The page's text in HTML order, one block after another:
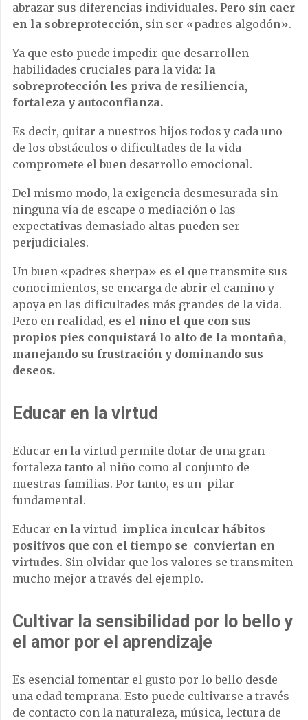
abrazar sus diferencias individuales. Pero sin caer
en la sobreprotección, sin ser «padres algodón».
Ya que esto puede impedir que desarrollen
habilidades cruciales para la vida: la
sobreprotección les priva de resiliencia,
fortaleza y autoconfianza.
Es decir, quitar a nuestros hijos todos y cada uno
de los obstáculos o dificultades de la vida
compromete el buen desarrollo emocional.
Del mismo modo, la exigencia desmesurada sin
ninguna vía de escape o mediación o las
expectativas demasiado altas pueden ser
perjudiciales.
Un buen «padres sherpa» es el que transmite sus
conocimientos, se encarga de abrir el camino y
apoya en las dificultades más grandes de la vida.
Pero en realidad, es el niño el que con sus
propios pies conquistará lo alto de la montaña,
manejando su frustración y dominando sus
deseos.
Educar en la virtud
Educar en la virtud permite dotar de una gran
fortaleza tanto al niño como al conjunto de
nuestras familias. Por tanto, es un pilar
fundamental.
Educar en la virtud implica inculcar hábitos
positivos que con el tiempo se conviertan en
virtudes. Sin olvidar que los valores se transmiten
mucho mejor a través del ejemplo.
Cultivar la sensibilidad por lo bello y
el amor por el aprendizaje
Es esencial fomentar el gusto por lo bello desde
una edad temprana. Esto puede cultivarse a través
de contacto con la naturaleza, música, lectura de